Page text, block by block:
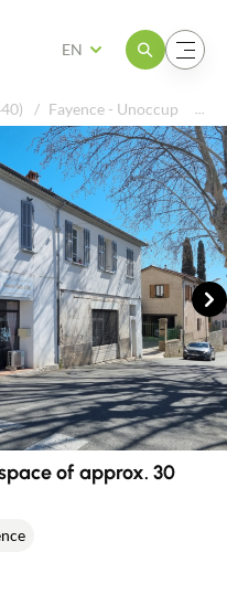
Open the menuOpen the menu
EN
Fayence - Unoccupied
of approx. 30